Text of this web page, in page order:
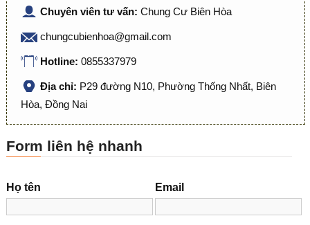
Chuyên viên tư vấn: Chung Cư Biên Hòa
chungcubienhoa@gmail.com
Hotline: 0855337979
Địa chỉ: P29 đường N10, Phường Thống Nhất, Biên
Hòa, Đồng Nai
Form liên hệ nhanh
Họ tên Email